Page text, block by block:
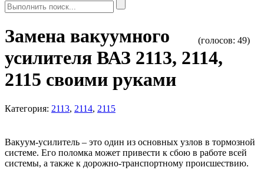
(голосов: 49)
Замена вакуумного
усилителя ВАЗ 2113, 2114,
2115 своими руками
Категория: 2113, 2114, 2115
Вакуум-усилитель – это один из основных узлов в тормозной
системе. Его поломка может привести к сбою в работе всей
системы, а также к дорожно-транспортному происшествию.